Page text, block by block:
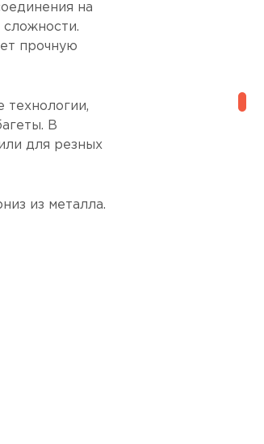
на
прочную
технологии,
В
для резных
из металла.